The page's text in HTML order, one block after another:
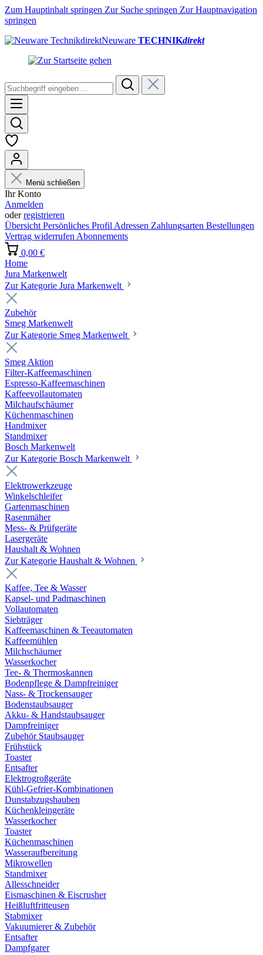
Zum Hauptinhalt springen Zur Suche springen Zur Hauptnavigation
springen
Neuware TECHNIKdirekt
Menü schließen
Ihr Konto
Anmelden
oderregistrieren
Übersicht Persönliches Profil Adressen Zahlungsarten Bestellungen
Vertrag widerrufen Abonnements
0,00 €
Home
Jura Markenwelt
Zur Kategorie Jura Markenwelt
Zubehör
Smeg Markenwelt
Zur Kategorie Smeg Markenwelt
Smeg Aktion
Filter-Kaffeemaschinen
Espresso-Kaffeemaschinen
Kaffeevollautomaten
Milchaufschäumer
Küchenmaschinen
Handmixer
Standmixer
Bosch Markenwelt
Zur Kategorie Bosch Markenwelt
Elektrowerkzeuge
Winkelschleifer
Gartenmaschinen
Rasenmäher
Mess- & Prüfgeräte
Lasergeräte
Haushalt & Wohnen
Zur Kategorie Haushalt & Wohnen
Kaffee, Tee & Wasser
Kapsel- und Padmaschinen
Vollautomaten
Siebträger
Kaffeemaschinen & Teeautomaten
Kaffeemühlen
Milchschäumer
Wasserkocher
Tee- & Thermoskannen
Bodenpflege & Dampfreiniger
Nass- & Trockensauger
Bodenstaubsauger
Akku- & Handstaubsauger
Dampfreiniger
Zubehör Staubsauger
Frühstück
Toaster
Entsafter
Elektrogroßgeräte
Kühl-Gefrier-Kombinationen
Dunstabzugshauben
Küchenkleingeräte
Wasserkocher
Toaster
Küchenmaschinen
Wasseraufbereitung
Mikrowellen
Standmixer
Allesschneider
Eismaschinen & Eiscrusher
Heißluftfritteusen
Stabmixer
Vakuumierer & Zubehör
Entsafter
Dampfgarer